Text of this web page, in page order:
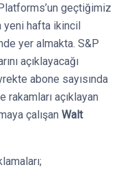
geçtiğimiz
yeni hafta ikincil
yer almakta. S&P
açıklayacağı
abone sayısında
açıklayan
çalışan Walt